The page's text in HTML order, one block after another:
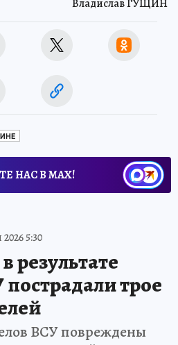
Владислав ГУЩИН
НАС В МАХ!
5:30
результате
трое
ВСУ повреждены